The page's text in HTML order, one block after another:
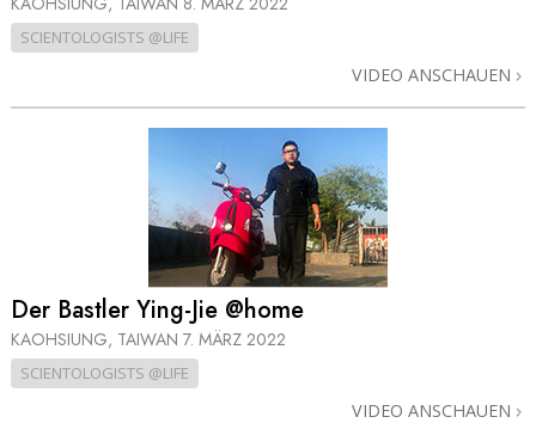
SCIENTOLOGISTS @LIFE
VIDEO ANSCHAUEN
Der Bastler Ying-Jie @home
KAOHSIUNG, TAIWAN 7. MÄRZ 2022
SCIENTOLOGISTS @LIFE
VIDEO ANSCHAUEN